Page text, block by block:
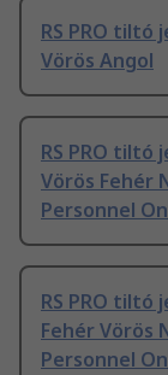
RS PRO tiltó
Vörös Angol
RS PRO tiltó
Vörös Fehér
Personnel
RS PRO tiltó
Fehér Vörös
Personnel